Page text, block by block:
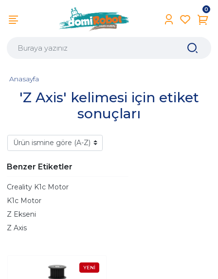
0
'Z Axis' kelimesi için etiket
sonuçları
Anasayfa
Benzer Etiketler
Creality K1c Motor
K1c Motor
Z Ekseni
Z Axis